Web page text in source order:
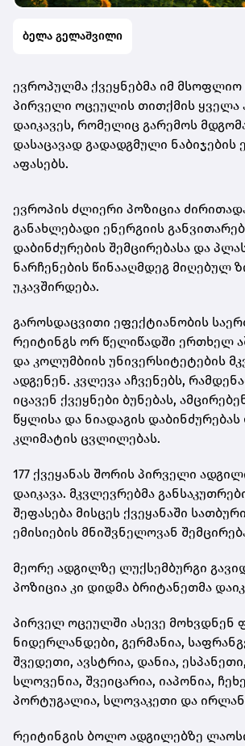
ბელა გელაშვილი
ევროპულმა ქვეყნებმა იმ მსოფლიო
პირველი ოცეულის თითქმის ყველა
დაიკავეს, რომელიც გარემოს
დასაცავად გადადგმული ნაბიჯების
აფასებს.
ევროპის ძლიერი პოზიცია
განახლებადი ენერგიის
დაბინძურების შემცირებასა და
ნარჩენების წინააღმდეგ მიღებულ
უკავშირდება.
გაროსდაცვითი ეფექტიანობის
რეიტინგს ორ წელიწადში ერთხელ
და კოლუმბიის უნივერსიტეტების
ადგენენ. კვლევა აჩვენებს,
იცავენ ქვეყნები ბუნებას,
წყლისა და ნიადაგის დაბინძურებას
კლიმატის ცვლილებას.
177 ქვეყანას შორის პირველი
დაიკავა. მკვლევრებმა
შეფასება მისცეს ქვეყანაში
ემისიების მნიშვნელოვან
მეორე ადგილზე ლუქსემბურგი
პოზიცია კი დიდმა ბრიტანეთმა
პირველ ოცეულში ასევე მოხვდნენ
ნიდერლანდები, გერმანია,
შვედეთი, ავსტრია, დანია,
სლოვენია, შვეიცარია, იაპონია,
პორტუგალია, სლოვაკეთი და
რეიტინგის ბოლო ადგილებზე